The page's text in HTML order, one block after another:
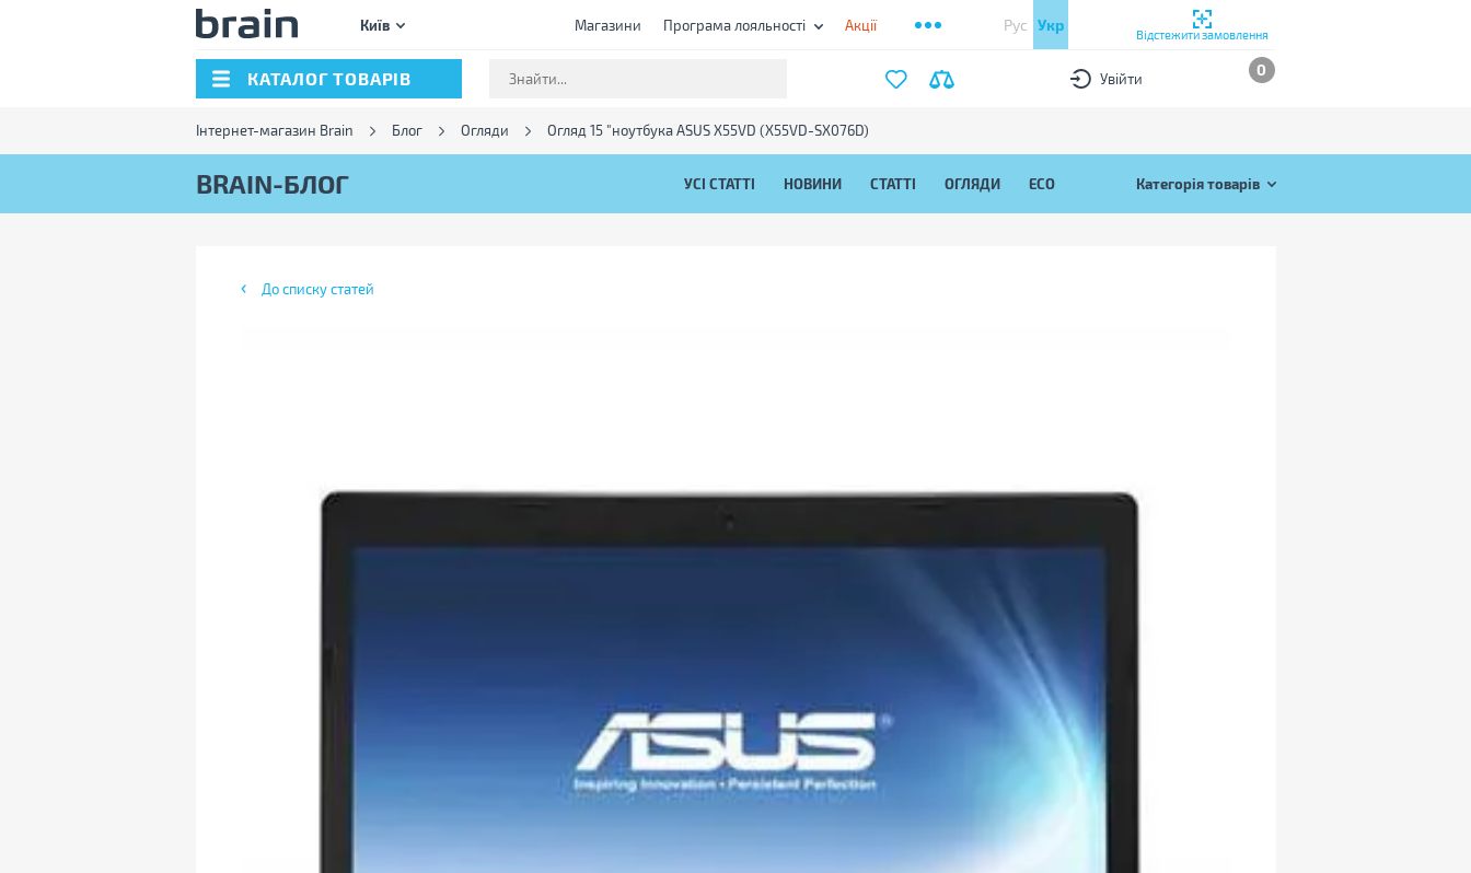
Київ Магазини Програма лояльності Акції Рус Укр
Відстежити замовлення
КАТАЛОГ ТОВАРІВ Увійти 0
Інтернет-магазин Brain Блог Огляди Огляд 15 "ноутбука ASUS X55VD (X55VD-SX076D)
BRAIN-БЛОГ УСІ СТАТТІ НОВИНИ СТАТТІ ОГЛЯДИ ECO Категорія товарів
До списку статей